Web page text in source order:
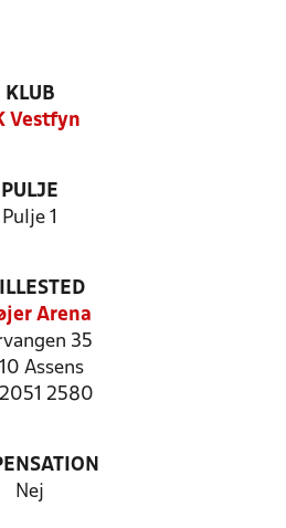
KLUB
Vestfyn
PULJE
Pulje 1
Arena
35
Assens
2580
Nej